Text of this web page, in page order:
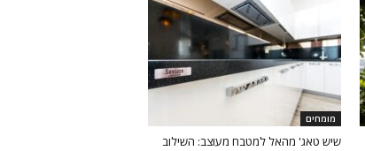
מומחים
שיש טאג' מהאל למטבח מעוצב: השילוב